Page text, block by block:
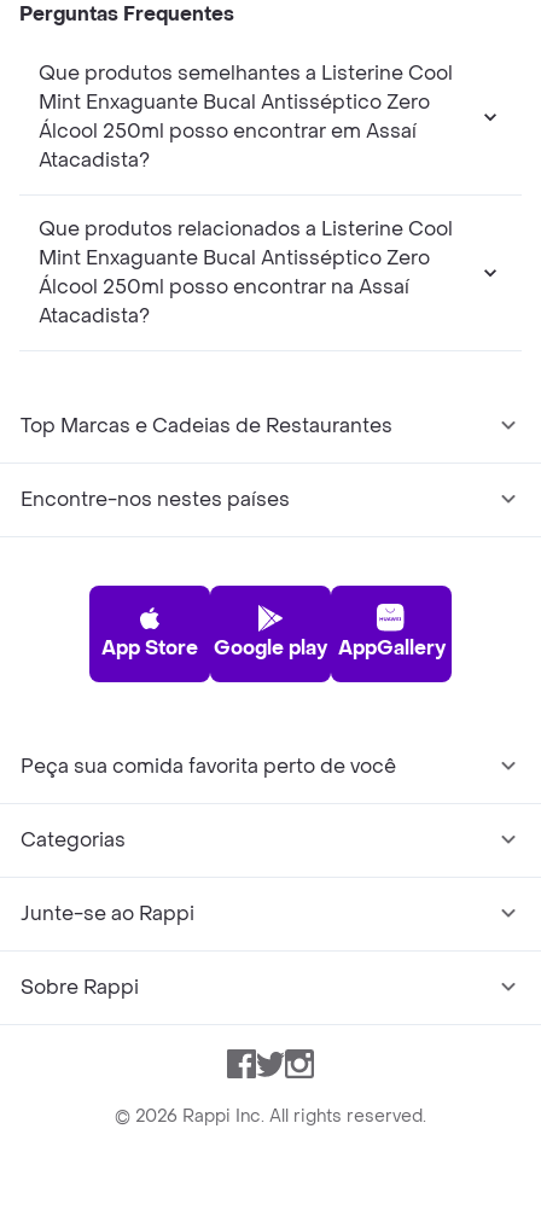
Perguntas Frequentes
Que produtos semelhantes a Listerine Cool
Mint Enxaguante Bucal Antisséptico Zero
Álcool 250ml posso encontrar em Assaí
Atacadista?
Que produtos relacionados a Listerine Cool
Mint Enxaguante Bucal Antisséptico Zero
Álcool 250ml posso encontrar na Assaí
Atacadista?
Top Marcas e Cadeias de Restaurantes
Encontre-nos nestes países
App Store Google play AppGallery
Peça sua comida favorita perto de você
Categorias
Junte-se ao Rappi
Sobre Rappi
Facebook
TwitterInstagram
© 2026 Rappi Inc. All rights reserved.